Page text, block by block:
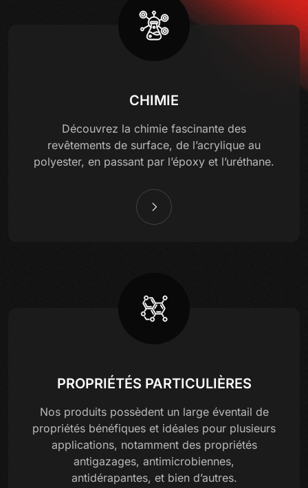
CHIMIE
Découvrez la chimie fascinante des
revêtements de surface, de l’acrylique au
polyester, en passant par l’époxy et l’uréthane.
PROPRIÉTÉS PARTICULIÈRES
Nos produits possèdent un large éventail de
propriétés bénéfiques et idéales pour plusieurs
applications, notamment des propriétés
antigazages, antimicrobiennes,
antidérapantes, et bien d’autres.